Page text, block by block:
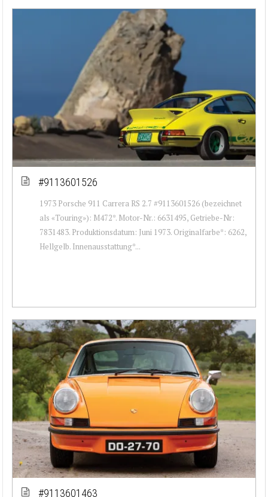
#9113601526
1973 Porsche 911 Carrera RS 2.7 #9113601526 (bezeichnet
als «Touring»): M472*. Motor-Nr.: 6631495, Getriebe-Nr:
7831483. Produktionsdatum: Juni 1973. Originalfarbe*: 6262,
Hellgelb. Innenausstattung*...
#9113601463